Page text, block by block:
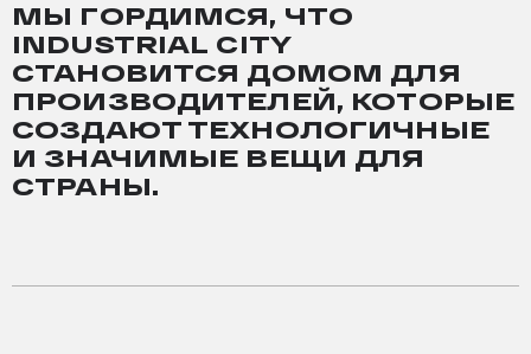
МЫ ГОРДИМСЯ, ЧТО
INDUSTRIAL CITY
СТАНОВИТСЯ ДОМОМ ДЛЯ
ПРОИЗВОДИТЕЛЕЙ, КОТОРЫЕ
СОЗДАЮТ ТЕХНОЛОГИЧНЫЕ
И ЗНАЧИМЫЕ ВЕЩИ ДЛЯ
СТРАНЫ.